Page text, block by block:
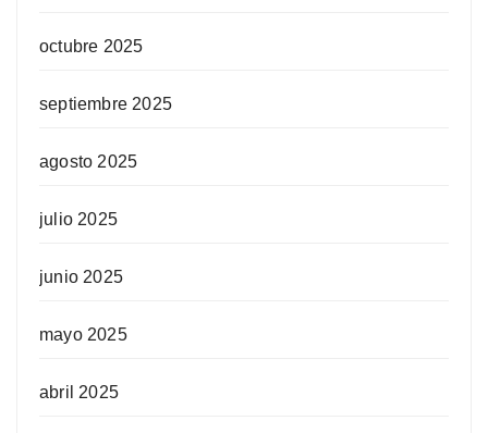
octubre 2025
septiembre 2025
agosto 2025
julio 2025
junio 2025
mayo 2025
abril 2025